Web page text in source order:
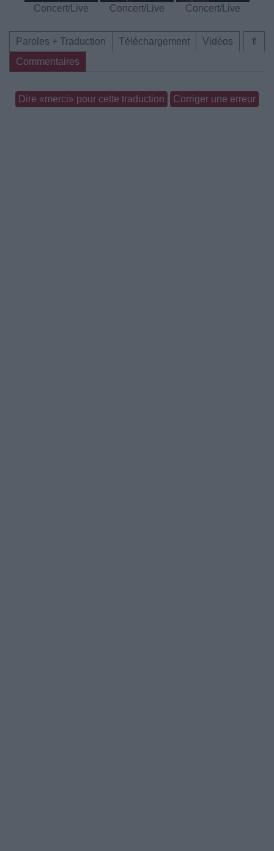
Concert/Live Concert/Live Concert/Live
⇑
Paroles + Traduction Téléchargement
Vidéos
Commentaires
Dire «merci» pour cette traduction Corriger une erreur